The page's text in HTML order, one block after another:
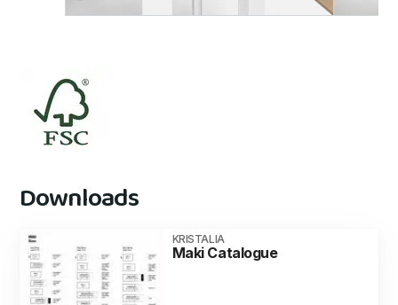
Downloads
KRISTALIA
Maki Catalogue